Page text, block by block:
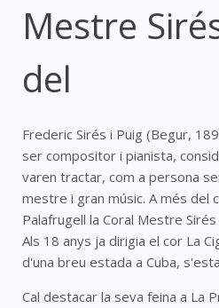
Mestre
del
Frederic Sirés i Puig (Begur,
ser compositor i pianista,
varen tractar, com a persona
mestre i gran músic. A més del
Palafrugell la Coral Mestre
Als 18 anys ja dirigia el cor La
d'una breu estada a Cuba,
Cal destacar la seva feina a La